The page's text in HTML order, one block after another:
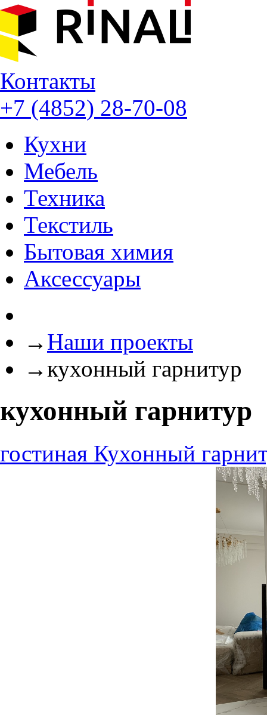
Контакты
+7 (4852) 28-70-08
Кухни
Мебель
Техника
Текстиль
Бытовая химия
Аксессуары
→ Наши проекты
→кухонный гарнитур
кухонный гарнитур
гостиная Кухонный